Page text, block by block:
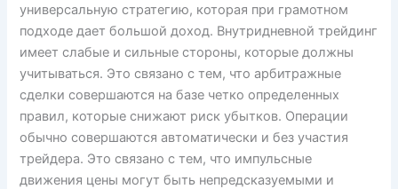
универсальную стратегию, которая при грамотном
подходе дает большой доход. Внутридневной трейдинг
имеет слабые и сильные стороны, которые должны
учитываться. Это связано с тем, что арбитражные
сделки совершаются на базе четко определенных
правил, которые снижают риск убытков. Операции
обычно совершаются автоматически и без участия
трейдера. Это связано с тем, что импульсные
движения цены могут быть непредсказуемыми и